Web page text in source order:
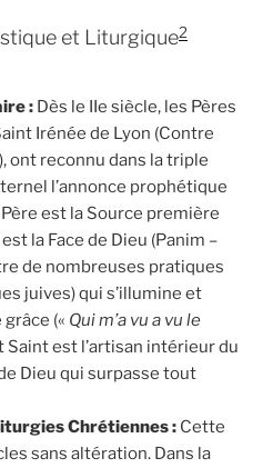
et Liturgique2
: Dès le IIe siècle, les Pères
Irénée de Lyon (Contre
ont reconnu dans la triple
l’annonce prophétique
est la Source première
la Face de Dieu (Panim –
juives) qui s’illumine et
(« Qui m’a vu a vu le
Saint est l’artisan intérieur du
Dieu qui surpasse tout
Chrétiennes : Cette
sans altération. Dans la